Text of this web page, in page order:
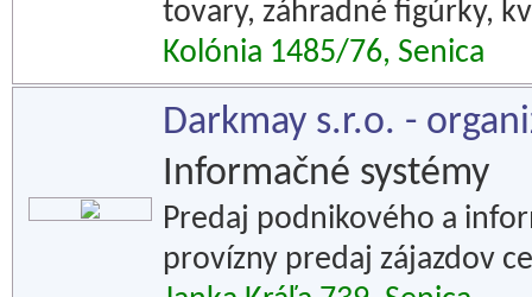
tovary, záhradné figúrky,
Kolónia 1485/76, Senica
Darkmay s.r.o. -
Informačné systémy
Predaj podnikového a
provízny predaj zájazdov